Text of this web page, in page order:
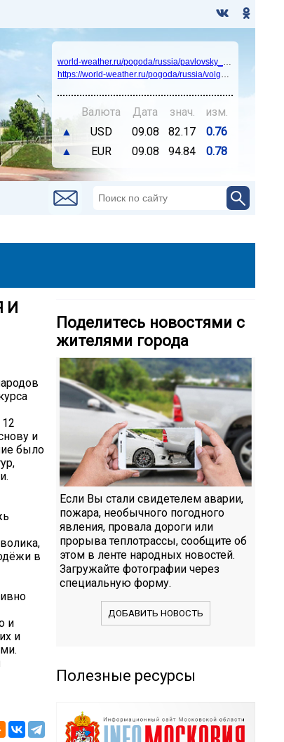
world-weather.ru/pogoda/russia/pavlovsky_posad/14days/
https://world-weather.ru/pogoda/russia/volgograd/
Валюта Дата знач.
изм.
▲
USD 09.08 82.17
0.76
▲
EUR 09.08 94.84 0.78
И
и
было
в
и
и
Поделитесь новостями с
жителями города
Если Вы стали свидетелем аварии,
пожара, необычного погодного
явления, провала дороги или
прорыва теплотрассы, сообщите об
этом в ленте народных новостей.
Загружайте фотографии через
специальную форму.
ДОБАВИТЬ НОВОСТЬ
Полезные ресурсы